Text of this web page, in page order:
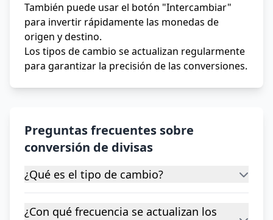
También puede usar el botón "Intercambiar"
para invertir rápidamente las monedas de
origen y destino.
Los tipos de cambio se actualizan regularmente
para garantizar la precisión de las conversiones.
Preguntas frecuentes sobre
conversión de divisas
¿Qué es el tipo de cambio?
¿Con qué frecuencia se actualizan los